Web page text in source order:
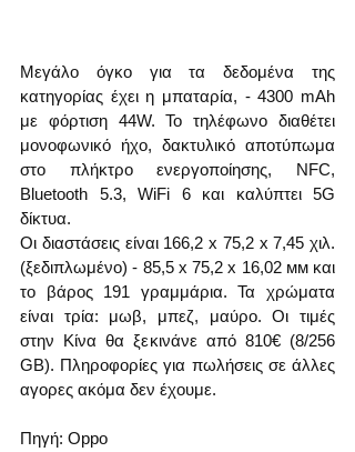
Μεγάλο όγκο για τα δεδομένα της
κατηγορίας έχει η μπαταρία, - 4300 mAh
με φόρτιση 44W. Το τηλέφωνο διαθέτει
μονοφωνικό ήχο, δακτυλικό αποτύπωμα
στο πλήκτρο ενεργοποίησης, NFC,
Bluetooth 5.3, WiFi 6 και καλύπτει 5G
δίκτυα.
Οι διαστάσεις είναι 166,2 х 75,2 х 7,45 χιλ.
(ξεδιπλωμένο) - 85,5 х 75,2 х 16,02 мм και
το βάρος 191 γραμμάρια. Τα χρώματα
είναι τρία: μωβ, μπεζ, μαύρο. Οι τιμές
στην Κίνα θα ξεκινάνε από 810€ (8/256
GB). Πληροφορίες για πωλήσεις σε άλλες
αγορες ακόμα δεν έχουμε.
Πηγή: Oppo